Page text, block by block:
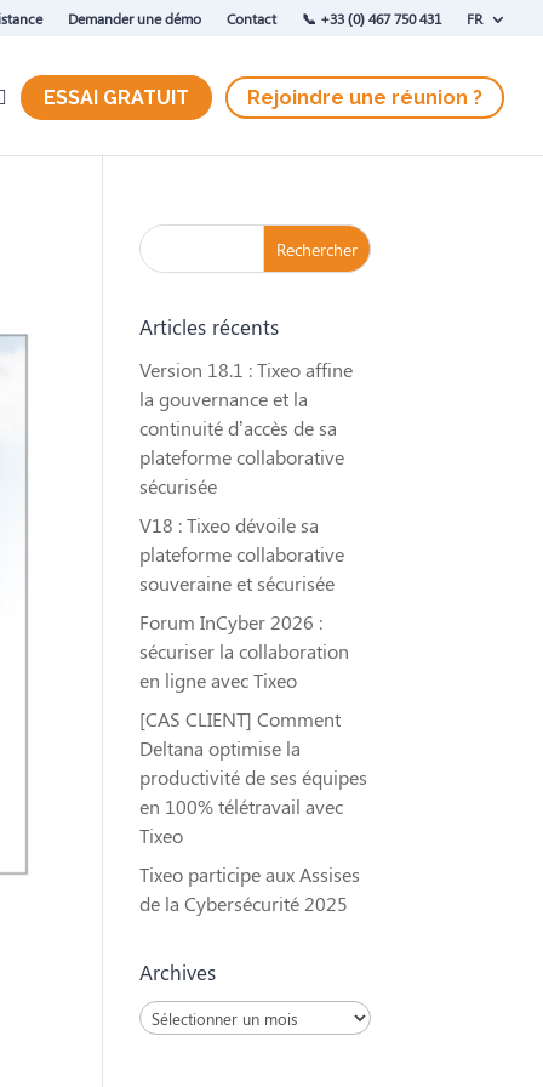
Demander une démo Contact ‭📞 +33 (0) 467 750 431 FR
ESSAI GRATUIT Rejoindre une réunion ?
Articles récents
Version 18.1 : Tixeo affine
la gouvernance et la
continuité d’accès de sa
plateforme collaborative
sécurisée
V18 : Tixeo dévoile sa
plateforme collaborative
souveraine et sécurisée
Forum InCyber 2026 :
sécuriser la collaboration
en ligne avec Tixeo
[CAS CLIENT] Comment
Deltana optimise la
productivité de ses équipes
en 100% télétravail avec
Tixeo
Tixeo participe aux Assises
de la Cybersécurité 2025
Archives
Archives